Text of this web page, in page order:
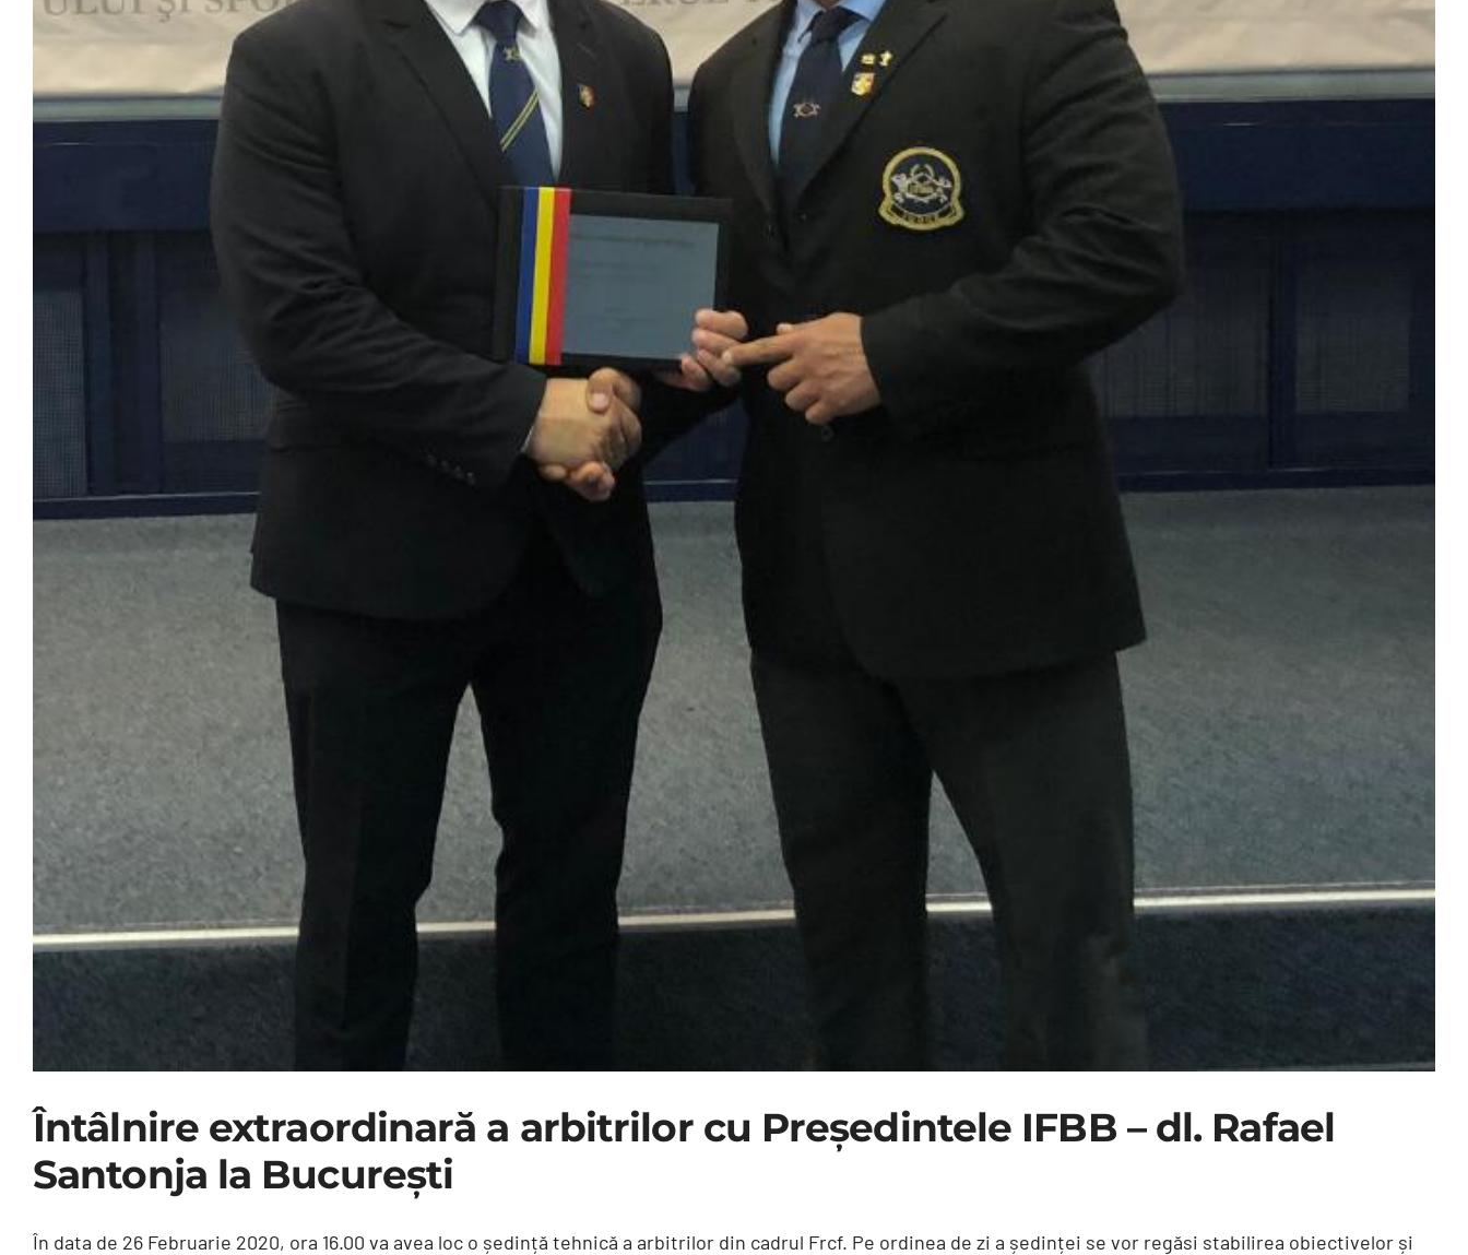
Întâlnire extraordinară a arbitrilor cu Președintele IFBB – dl. Rafael
Santonja la București
În data de 26 Februarie 2020, ora 16.00 va avea loc o ședință tehnică a arbitrilor din cadrul Frcf. Pe ordinea de zi a ședinței se vor regăsi stabilirea obiectivelor și